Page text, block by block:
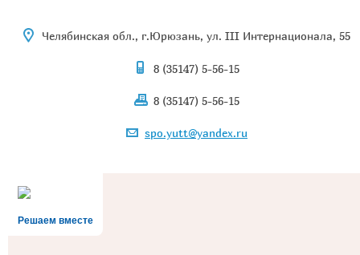
Челябинская обл., г.Юрюзань, ул. III Интернационала, 55
8 (35147) 5-56-15
8 (35147) 5-56-15
spo.yutt@yandex.ru
Решаем вместе